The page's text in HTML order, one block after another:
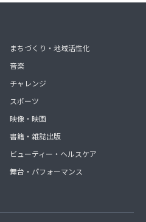
まちづくり・地域活性化
音楽
チャレンジ
スポーツ
映像・映画
書籍・雑誌出版
ビューティー・ヘルスケア
舞台・パフォーマンス